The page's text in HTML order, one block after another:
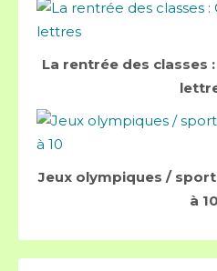
La rentrée des classes
Jeux olympiques /
à 10